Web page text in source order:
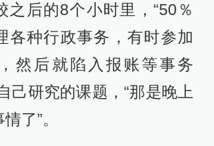
之后的8个小时里，“50％
各种行政事务，有时参加
然后就陷入报账等事务
己研究的课题，“那是晚上
了”。